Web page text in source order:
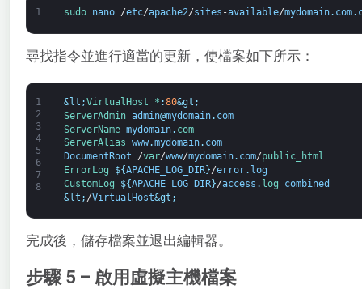
1 sudo nano /etc/apache2/sites -available/mydomain. com.
尋找指令並進行適當的更新，使檔案如下所示：
1
2
3
4
5
6
7
8
&lt;VirtualHost * :80&gt;
ServerAdmin admin@mydomain. com
ServerName mydomain. com
ServerAlias www.mydomain. com
DocumentRoot
/var/www/mydomain. com/public_html
ErrorLog
${APACHE_LOG_DIR}/error. log
CustomLog
${APACHE_LOG_DIR}/access . log
combined
&lt; /VirtualHost&gt;
完成後，儲存檔案並退出編輯器。
步驟 5 – 啟用虛擬主機檔案